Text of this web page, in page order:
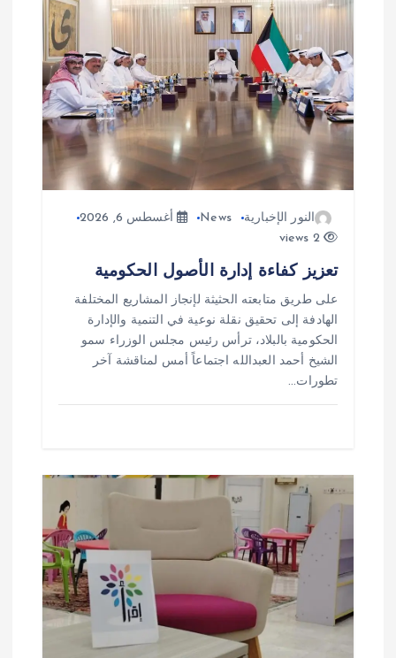
ت
النور الإخبارية News
أغسطس 6, 2026
2 views
تعزيز كفاءة إدارة الأصول الحكومية
على طريق متابعته الحثيثة لإنجاز المشاريع المختلفة
الهادفة إلى تحقيق نقلة نوعية في التنمية والإدارة
الحكومية بالبلاد، ترأس رئيس مجلس الوزراء سمو
الشيخ أحمد العبدالله اجتماعاً أمس لمناقشة آخر
تطورات…